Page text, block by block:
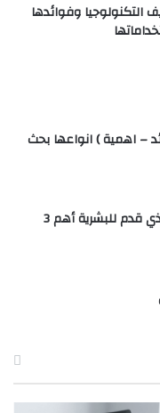
وفوائدها
– اهمية ) انواعها بحث
نيكولا تسلا المخترع الذي قدم للبشرية أهم 3